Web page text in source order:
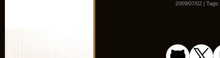
2009/07/02 |